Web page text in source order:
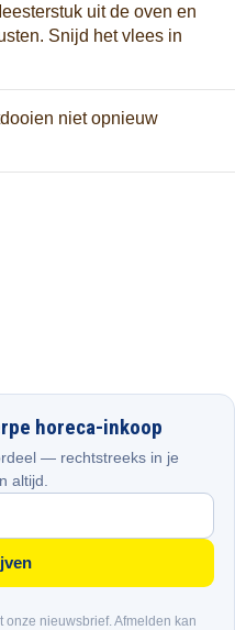
uit de oven en
Snijd het vlees in
niet opnieuw
horeca-inkoop
— rechtstreeks in je
altijd.
onze nieuwsbrief. Afmelden kan